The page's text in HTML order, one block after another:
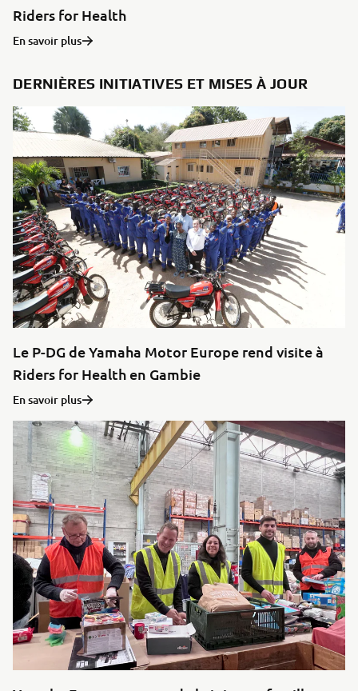
Riders for Health
En savoir plus
DERNIÈRES INITIATIVES ET MISES À JOUR
Le P-DG de Yamaha Motor Europe rend visite à
Riders for Health en Gambie
En savoir plus